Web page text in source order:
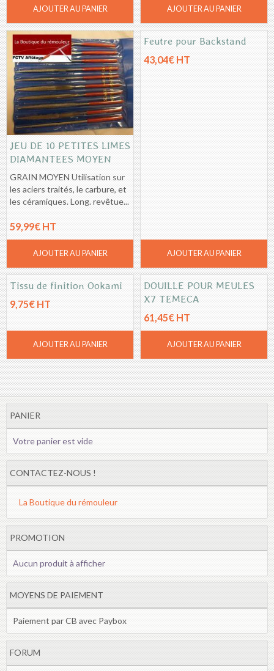
AJOUTER AU PANIER AJOUTER AU PANIER
JEU DE 10 PETITES LIMES
DIAMANTEES MOYEN
GRAIN MOYEN Utilisation sur
les aciers traités, le carbure, et
les céramiques. Long. revêtue...
59,99€ HT
AJOUTER AU PANIER
Feutre pour Backstand
43,04€ HT
AJOUTER AU PANIER
Tissu de finition Ookami
9,75€ HT
AJOUTER AU PANIER
DOUILLE POUR MEULES
X7 TEMECA
61,45€ HT
AJOUTER AU PANIER
PANIER
Votre panier est vide
CONTACTEZ-NOUS !
La Boutique du rémouleur
PROMOTION
Aucun produit à afficher
MOYENS DE PAIEMENT
Paiement par CB avec Paybox
FORUM